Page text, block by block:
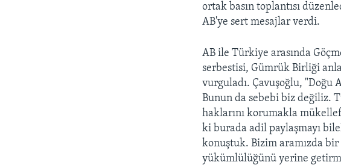
ortak basın toplantısı
AB'ye sert mesajlar verdi.
AB ile Türkiye arasında
serbestisi, Gümrük Birliği
vurguladı. Çavuşoğlu, "Doğu
Bunun da sebebi biz değiliz.
haklarını korumakla
ki burada adil paylaşmayı
konuştuk. Bizim aramızda
yükümlülüğünü yerine